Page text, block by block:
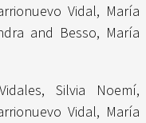
Vidal, María
and Besso, María
Vidales, Silvia Noemí,
Vidal, María